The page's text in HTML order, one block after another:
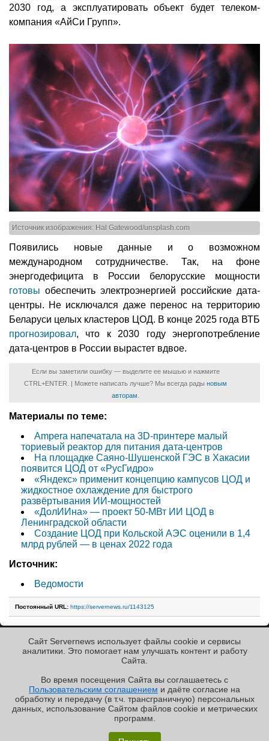
«Графиня»: как Grafana, только лучше?
✖
2030 год, а эксплуатировать объект будет телеком-
компания «АйСи Групп».
Источник изображения: Hal Gatewood/unsplash.com
Появились новые данные и о возможном
международном сотрудничестве. Так, на фоне
энергодефицита в России белорусские мощности
готовы обеспечить электроэнергией российские дата-
центры. Не исключался даже перенос на территорию
Беларуси целых кластеров ЦОД. В конце 2025 года ВТБ
прогнозировал, что к 2030 году энергопотребление
дата-центров в России вырастет вдвое.
Если вы заметили ошибку — выделите ее мышью и нажмите
CTRL+ENTER. | Можете написать лучше? Мы всегда рады новым
авторам
Материалы по теме:
Ampera напечатала на 3D-принтере малый
ториевый реактор для питания дата-центров
На площадке Саяно-Шушенской ГЭС в Хакасии
появится ЦОД от «РусГидро»
«Яндекс» применит концепцию кампусов ЦОД и
жидкостное охлаждение для быстрого
развёртывания ИИ-мощностей
«ДолИИна» — проект 50-МВт ИИ ЦОД в
Ленинградской области
Создание ЦОД при Кольской АЭС оценили в 1,4
млрд рублей — в ценах 2022 года
Источник:
Ведомости
Постоянный URL: https://servernews.ru/1143125
« Назад к ленте
РЕКЛАМА • ООО «ЛАБОРАТОРИЯ ЧИСЛИТЕЛЬ»
Copyright ©2010-2026
Servernews.Пользовательское
соглашение
Сайт Servernews использует файлы cookie и сервисы
аналитики. Это помогает нам улучшать контент и работу
Cайта.
Во время посещения Cайта вы соглашаетесь с
Пользовательским соглашением и даёте согласие на
обработку и передачу (в т.ч. трансграничную) персональных
данных, использование Cайтом файлов cookie и метрических
программ.